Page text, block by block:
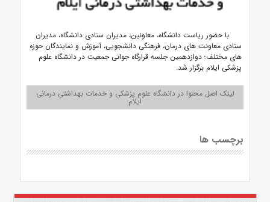
با حضور ریاست دانشگاه، معاونین، مدیران ستادی دانشگاه، مدیران
ستادی معاونت های درمان، فرهنگی دانشجویی، آموزش و نمایندگان حوزه
های مختلف؛ دوازدهمین جلسه قرارگاه جوانی جمعیت در دانشگاه علوم
پزشکی ایلام برگزار شد.
لینک اصل محتوا در دانشگاه علوم پزشکی و خدمات بهداشتی درمانی
ایلام
برچسب ها